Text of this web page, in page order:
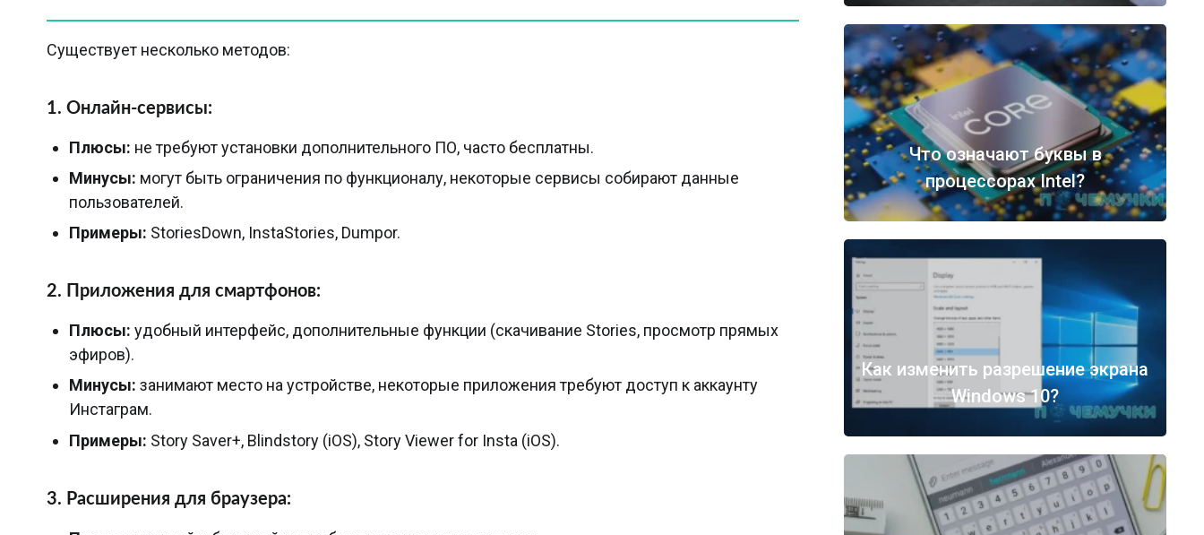
Существует несколько методов:
1. Онлайн-сервисы:
Плюсы: не требуют установки дополнительного ПО, часто бесплатны.
Минусы: могут быть ограничения по функционалу, некоторые сервисы собирают данные
пользователей.
Примеры: StoriesDown, InstaStories, Dumpor.
2. Приложения для смартфонов:
Плюсы: удобный интерфейс, дополнительные функции (скачивание Stories, просмотр прямых
эфиров).
Минусы: занимают место на устройстве, некоторые приложения требуют доступ к аккаунту
Инстаграм.
Примеры: Story Saver+, Blindstory (iOS), Story Viewer for Insta (iOS).
3. Расширения для браузера:
Что означают буквы в
процессорах Intel?
Как изменить разрешение экрана
Windows 10?